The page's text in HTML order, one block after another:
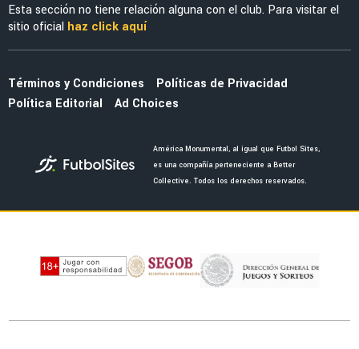
Esta sección no tiene relación alguna con el club. Para visitar el
sitio oficial haz click aquí
Términos y Condiciones
Políticas de Privacidad
Política Editorial
Ad Choices
América Monumental, al igual que Futbol Sites,
es una compañía perteneciente a Better
Collective. Todos los derechos reservados.